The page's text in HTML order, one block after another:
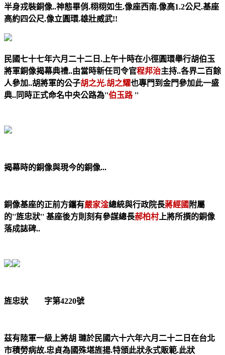
半身戎裝銅像..神態畢俏.栩栩如生.像座西南.像高1.2公尺.基座
高約四公尺.像立圓環.雄壯威武!!
民國七十七年六月二十二日.上午十時在小徑圓環舉行胡伯玉
將軍銅像揭幕典禮..由當時新任司令官程邦治主持..各界二百餘
人參加..胡將軍的公子胡之光.胡之耀也專門到金門參加此一盛
典..同時正式命名中央公路為''伯玉路''
揭幕時的銅像與現今的銅像...
銅像基座的正前方鑴有嚴家淦總統與行政院長蔣經國 附屬
的''旌忠狀'' 基座後方則刻有參謀總長郝柏村上將所撰的銅像
落成誌碑..
旌忠狀 字第4220號
茲有陸軍一級上將胡 璉於民國六十六年六月二十二日在台北
市積勞病故.忠貞為國殊堪旌揚.特頒此狀永式販範.此狀